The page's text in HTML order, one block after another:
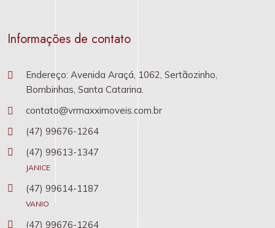
Informações de contato
Endereço: Avenida Araçá, 1062, Sertãozinho,
Bombinhas, Santa Catarina.
contato@vrmaxximoveis.com.br
(47) 99676-1264
(47) 99613-1347
JANICE
(47) 99614-1187
VANIO
(47) 99676-1264